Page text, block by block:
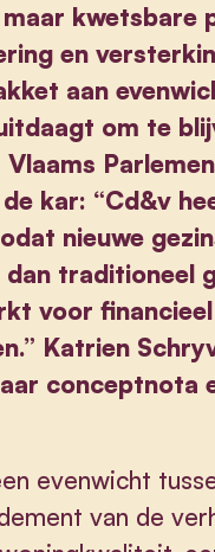
kwetsbare
en
aan
om te
kar: “Cd&v
nieuwe
traditioneel
voor
Katrien
conceptnota
evenwicht
van de